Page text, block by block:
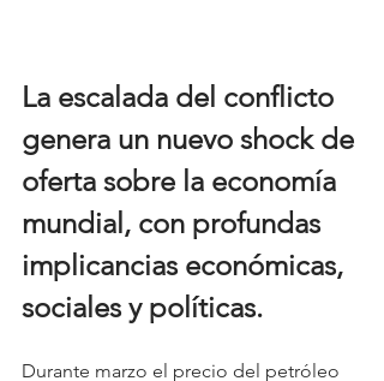
La escalada del conflicto
genera un nuevo shock de
oferta sobre la economía
mundial, con profundas
implicancias económicas,
sociales y políticas.
Durante marzo el precio del petróleo